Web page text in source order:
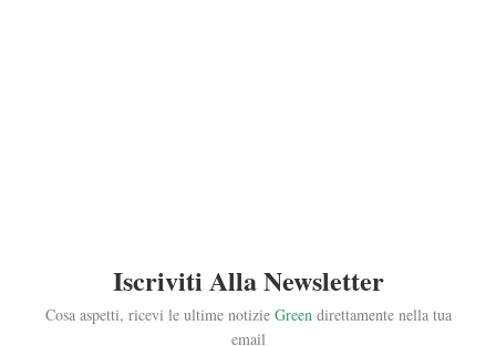
Iscriviti Alla Newsletter
Cosa aspetti, ricevi le ultime notizie Greendirettamente nella tua
email